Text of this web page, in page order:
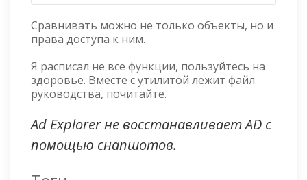
Сравнивать можно не только объекты, но и
права доступа к ним.
Я расписал не все функции, пользуйтесь на
здоровье. Вместе с утилитой лежит файл
руководства, почитайте.
Ad Explorer не восстанавливает AD с
помощью снапшотов.